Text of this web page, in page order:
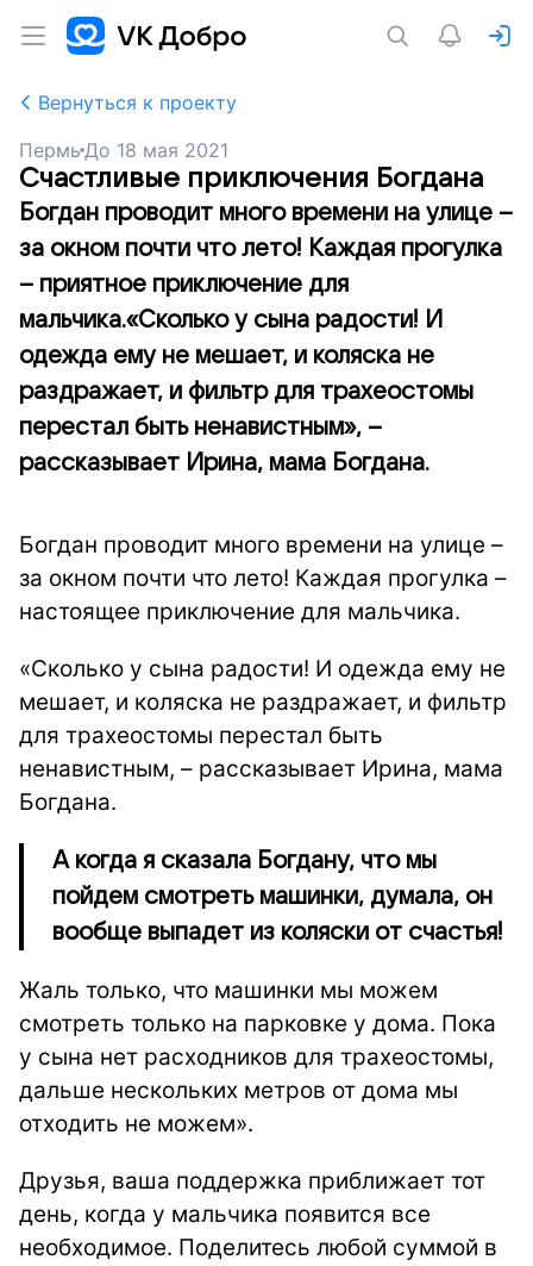
Вернуться к проекту
Пермь До 18 мая 2021
Счастливые приключения Богдана
Богдан проводит много времени на улице –
за окном почти что лето! Каждая прогулка
– приятное приключение для
мальчика.«Сколько у сына радости! И
одежда ему не мешает, и коляска не
раздражает, и фильтр для трахеостомы
перестал быть ненавистным», –
рассказывает Ирина, мама Богдана.
Богдан проводит много времени на улице –
за окном почти что лето! Каждая прогулка –
настоящее приключение для мальчика.
«Сколько у сына радости! И одежда ему не
мешает, и коляска не раздражает, и фильтр
для трахеостомы перестал быть
ненавистным, – рассказывает Ирина, мама
Богдана.
А когда я сказала Богдану, что мы
пойдем смотреть машинки, думала, он
вообще выпадет из коляски от счастья!
Жаль только, что машинки мы можем
смотреть только на парковке у дома. Пока
у сына нет расходников для трахеостомы,
дальше нескольких метров от дома мы
отходить не можем».
Друзья, ваша поддержка приближает тот
день, когда у мальчика появится все
необходимое. Поделитесь любой суммой в